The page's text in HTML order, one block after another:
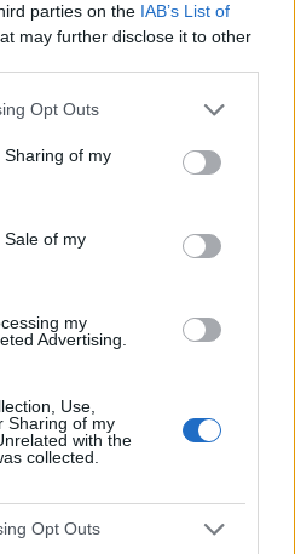
parties on the IAB’s List of
may further disclose it to other
Opt Outs
of my
of my
my
Advertising.
Use,
Sharing of my
with the
collected.
Opt Outs
na zapalenie mięśnia
i mówią że nie zawał i że
dla zapalenia mięśnia
Dlaczego tak jest?
męża ale czy to może
gość
pół roku zmagam się z
Byłem u kardiologa i
Mam go brać tylko wtedy
u psychiatry z powodu
jest
Jednak po tym leku jest
praktycznie caly czas w
( miałem robione usg i
może do psychiatry?
od kilku dni ..
Profilaktyka
aktywność fizyczna